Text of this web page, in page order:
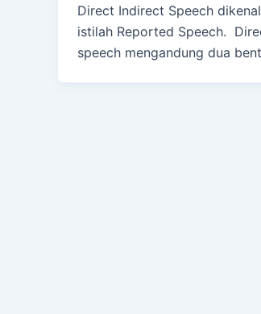
Direct Indirect Speech
istilah Reported Speech.
speech mengandung dua